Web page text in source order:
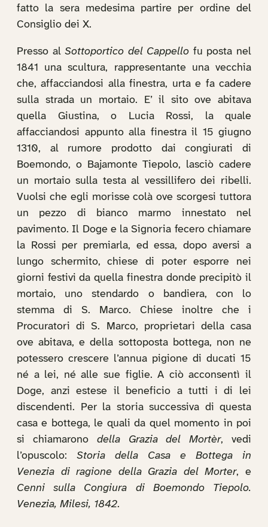
fatto la sera medesima partire per ordine del
Consiglio dei X.
Presso alSottoportico del Cappello fu posta nel
1841 una scultura, rappresentante una vecchia
che, affacciandosi alla finestra, urta e fa cadere
sulla strada un mortaio. E’ il sito ove abitava
quella Giustina, o Lucia Rossi, la quale
affacciandosi appunto alla finestra il 15 giugno
1310, al rumore prodotto dai congiurati di
Boemondo, o Bajamonte Tiepolo, lasciò cadere
un mortaio sulla testa al vessillifero dei ribelli.
Vuolsi che egli morisse colà ove scorgesi tuttora
un pezzo di bianco marmo innestato nel
pavimento. Il Doge e la Signoria fecero chiamare
la Rossi per premiarla, ed essa, dopo aversi a
lungo schermito, chiese di poter esporre nei
giorni festivi da quella finestra donde precipitò il
mortaio, uno stendardo o bandiera, con lo
stemma di S. Marco. Chiese inoltre che i
Procuratori di S. Marco, proprietari della casa
ove abitava, e della sottoposta bottega, non ne
potessero crescere l’annua pigione di ducati 15
né a lei, né alle sue figlie. A ciò acconsentì il
Doge, anzi estese il beneficio a tutti i di lei
discendenti. Per la storia successiva di questa
casa e bottega, le quali da quel momento in poi
si chiamarono della Grazia del Mortèr, vedi
l’opuscolo: Storia della Casa e Bottega in
Venezia di ragione della Grazia del Morter, e
Cenni sulla Congiura di Boemondo Tiepolo.
Venezia, Milesi, 1842.